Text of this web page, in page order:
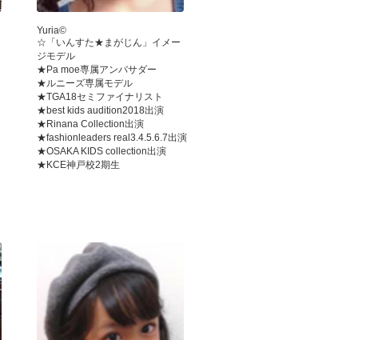
Yuria©
☆「いんすた★まがじん」イメー
ジモデル
★Pa moe専属アンバサダー
★ルニーズ専属モデル
★TGA18セミファイナリスト
★best kids audition2018出演
★Rinana Collection出演
★fashionleaders real3.4.5.6.7出演
★OSAKA KIDS collection出演
★KCE神戸校2期生